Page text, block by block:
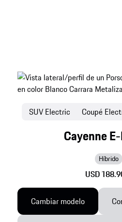
Cayenne
Híbrido
USD
SUV Electric Coupé
Cambiar modelo